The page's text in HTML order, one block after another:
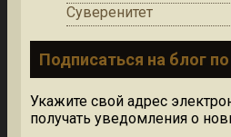
Суверенитет
Подписаться на блог
Укажите свой адрес
получать уведомления о